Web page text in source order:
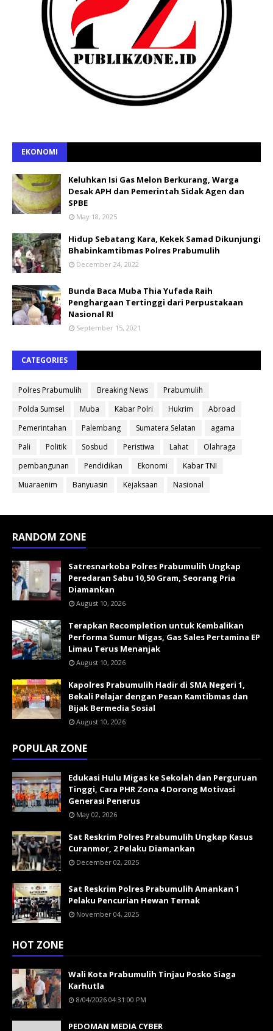
EKONOMI
Keluhkan Isi Gas Melon Berkurang, Warga
Desak APH dan Pemerintah Sidak Agen dan
SPBE
May 18, 2025
Hidup Sebatang Kara, Kekek Samad Dikunjungi
Bhabinkamtibmas Polres Prabumulih
December 24, 2022
Bunda Baca Muba Thia Yufada Raih
Penghargaan Tertinggi dari Perpustakaan
Nasional RI
September 15, 2021
CATEGORIES
Polres Prabumulih Breaking News
Prabumulih
Polda Sumsel
Muba Kabar Polri Hukrim
Abroad
Pemerintahan
Palembang Sumatera Selatan
agama
Pali
Politik Sosbud Peristiwa Lahat
Olahraga
pembangunan
Pendidikan Ekonomi
Kabar TNI
Muaraenim
Banyuasin Kejaksaan Nasional
RANDOM ZONE
Satresnarkoba Polres Prabumulih Ungkap
Peredaran Sabu 10,50 Gram, Seorang Pria
Diamankan
August 10, 2026
Terapkan Recompletion untuk Kembalikan
Performa Sumur Migas, Gas Sales Pertamina EP
Limau Terus Menanjak
August 10, 2026
Kapolres Prabumulih Hadir di SMA Negeri 1,
Bekali Pelajar dengan Pesan Kamtibmas dan
Bijak Bermedia Sosial
August 10, 2026
POPULAR ZONE
Edukasi Hulu Migas ke Sekolah dan Perguruan
Tinggi, Cara PHR Zona 4 Dorong Motivasi
Generasi Penerus
May 02, 2026
Sat Reskrim Polres Prabumulih Ungkap Kasus
Curanmor, 2 Pelaku Diamankan
December 02, 2025
Sat Reskrim Polres Prabumulih Amankan 1
Pelaku Pencurian Hewan Ternak
November 04, 2025
HOT ZONE
Wali Kota Prabumulih Tinjau Posko Siaga
Karhutla
8/04/2026 04:31:00 PM
PEDOMAN MEDIA CYBER